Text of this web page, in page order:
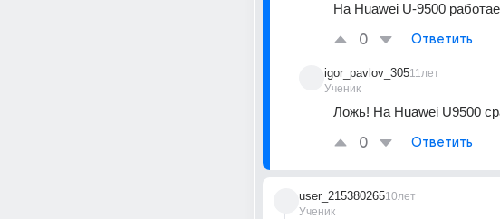
На Huawei U-9500
0 Ответить
igor_pavlov_305
Ученик
11лет
Ложь! На Huawei U9500
0 Ответить
user_215380265
Ученик
10лет